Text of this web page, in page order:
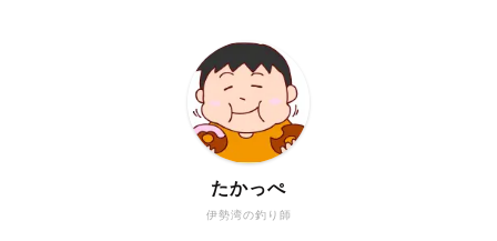
伊勢湾の釣り師
たかっぺ